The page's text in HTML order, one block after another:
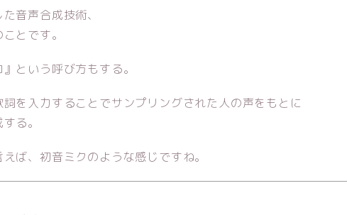
音声合成技術、
とです。
という呼び方もする。
詞を入力することでサンプリングされた人の声をもとに
る。
ば、初音ミクのような感じですね。